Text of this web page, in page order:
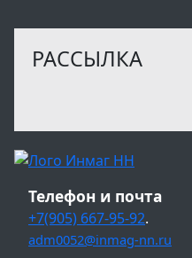
РАССЫЛКА
Телефон и почта
+7(905) 667-95-92.
adm0052@inmag-nn.ru